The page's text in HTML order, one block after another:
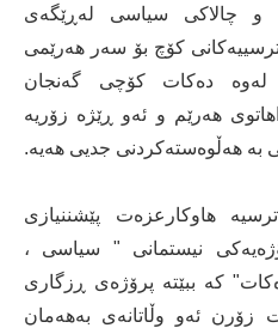
و چالاکی سیاسی لەڕێگەی
کۆچ بۆ سەر هەرێمی
دەکات کۆچی گەنجان
هەرێم و ئەو ڕێژە زۆریە
بە هەڵوەستەکردنی جدیی هەیە.
هاوکارعزەت پێشننیازی
نیستمانی " سیاسی ،
کە ببێتە پرۆژەی ڕزگاری
زۆرن ئەو وڵاتانەی بەهەمان